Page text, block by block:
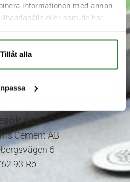
informationen med annan
eller som de har
Tillåt alla
oss
0175-624 60
på Facebook!
oss
Cement AB
6
93 Rö